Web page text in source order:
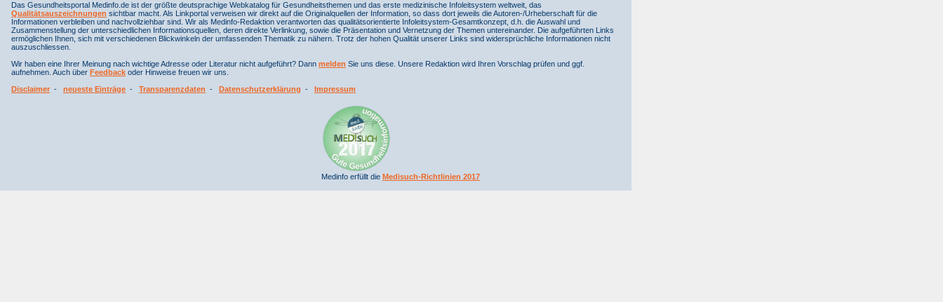
Das Gesundheitsportal Medinfo.de ist der größte deutsprachige Webkatalog für Gesundheitsthemen und das erste medizinische Infoleitsystem weltweit, das
Qualitätsauszeichnungen sichtbar macht. Als Linkportal verweisen wir direkt auf die Originalquellen der Information, so dass dort jeweils die Autoren-/Urheberschaft für die
Informationen verbleiben und nachvollziehbar sind. Wir als Medinfo-Redaktion verantworten das qualitätsorientierte Infoleitsystem-Gesamtkonzept, d.h. die Auswahl und
Zusammenstellung der unterschiedlichen Informationsquellen, deren direkte Verlinkung, sowie die Präsentation und Vernetzung der Themen untereinander. Die aufgeführten Links
ermöglichen Ihnen, sich mit verschiedenen Blickwinkeln der umfassenden Thematik zu nähern. Trotz der hohen Qualität unserer Links sind widersprüchliche Informationen nicht
auszuschliessen.
Wir haben eine Ihrer Meinung nach wichtige Adresse oder Literatur nicht aufgeführt? Dann melden Sie uns diese. Unsere Redaktion wird Ihren Vorschlag prüfen und ggf.
aufnehmen. Auch über Feedback oder Hinweise freuen wir uns.
Disclaimer - neueste Einträge - Transparenzdaten - Datenschutzerklärung - Impressum
Medinfo erfüllt die Medisuch-Richtlinien 2017